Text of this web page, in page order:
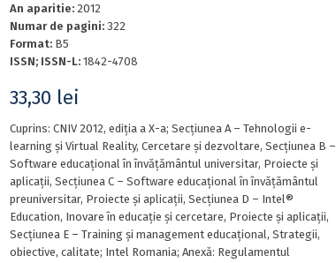
An aparitie: 2012
Numar de pagini: 322
Format: B5
ISSN; ISSN-L: 1842-4708
33,30 lei
Cuprins: CNIV 2012, ediția a X-a; Secțiunea A – Tehnologii e-
learning și Virtual Reality, Cercetare și dezvoltare, Secțiunea B –
Software educațional în învățământul universitar, Proiecte și
aplicații, Secțiunea C – Software educațional în învățământul
preuniversitar, Proiecte și aplicații, Secțiunea D – Intel®
Education, Inovare în educație și cercetare, Proiecte și aplicații,
Secțiunea E – Training și management educațional, Strategii,
obiective, calitate; Intel Romania; Anexă: Regulamentul